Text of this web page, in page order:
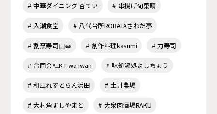
中華ダイニング 杏てい 串揚げ旬菜晴
入潮食堂 八代台所ROBATAさわだ亭
割烹寿司山幸 創作料理kasumi 力寿司
合同会社K.T-wanwan 味処湯処よしちょう
和風れすとらん浜田 土井農場
大村角ずしやまと 大衆肉酒場RAKU